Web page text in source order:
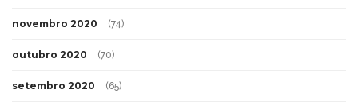
novembro 2020 (74)
outubro 2020 (70)
setembro 2020 (65)